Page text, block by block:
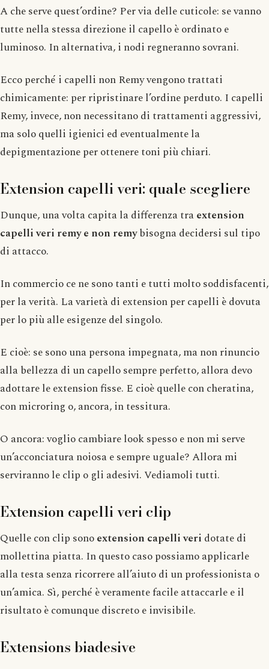
A che serve quest’ordine? Per via delle cuticole: se vanno
tutte nella stessa direzione il capello è ordinato e
luminoso. In alternativa, i nodi regneranno sovrani.
Ecco perché i capelli non Remy vengono trattati
chimicamente: per ripristinare l’ordine perduto. I capelli
Remy, invece, non necessitano di trattamenti aggressivi,
ma solo quelli igienici ed eventualmente la
depigmentazione per ottenere toni più chiari.
Extension capelli veri: quale scegliere
Dunque, una volta capita la differenza traextension
capelli veri remy e non remybisogna decidersi sul tipo
di attacco.
In commercio ce ne sono tanti e tutti molto soddisfacenti,
per la verità. La varietà di extension per capelli è dovuta
per lo più alle esigenze del singolo.
E cioè: se sono una persona impegnata, ma non rinuncio
alla bellezza di un capello sempre perfetto, allora devo
adottare le extension fisse. E cioè quelle con cheratina,
con microring o, ancora, in tessitura.
O ancora: voglio cambiare look spesso e non mi serve
un’acconciatura noiosa e sempre uguale? Allora mi
serviranno le clip o gli adesivi. Vediamoli tutti.
Extension capelli veri clip
Quelle con clip sonoextension capelli veri dotate di
mollettina piatta. In questo caso possiamo applicarle
alla testa senza ricorrere all’aiuto di un professionista o
un’amica. Sì, perché è veramente facile attaccarle e il
risultato è comunque discreto e invisibile.
Extensions biadesive